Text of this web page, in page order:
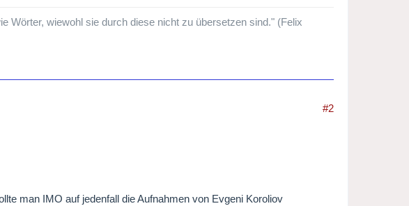
Wörter, wiewohl sie durch diese nicht zu übersetzen sind." (Felix
#2
man IMO auf jedenfall die Aufnahmen von Evgeni Koroliov